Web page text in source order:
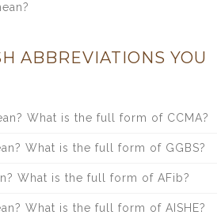
ABBREVIATIONS YOU
What is the full form of CCMA?
What is the full form of GGBS?
What is the full form of AFib?
What is the full form of AISHE?